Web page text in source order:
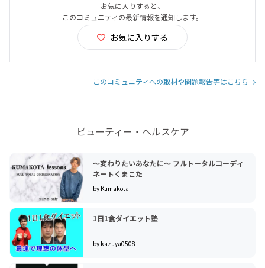
お気に入りすると、
このコミュニティの最新情報を通知します。
お気に入りする
このコミュニティへの取材や問題報告等はこちら
ビューティー・ヘルスケア
〜変わりたいあなたに〜 フルトータルコーディ
ネートくまこた
by Kumakota
1日1食ダイエット塾
by kazuya0508